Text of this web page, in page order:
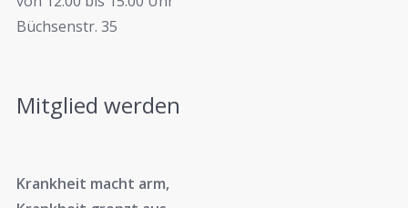
Büchsenstr. 35
Mitglied werden
Krankheit macht arm,